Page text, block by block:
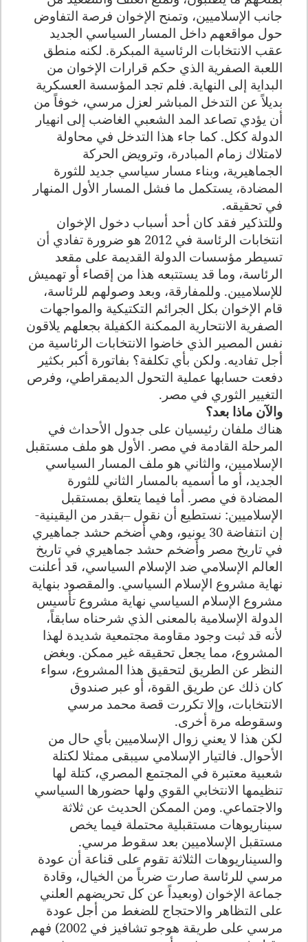
جانب الإسلاميين، وتمنح الإخوان فرصة التفاوض
حول مواقعهم داخل المسار السياسي الجديد
عقب الانتخابات الرئاسية المبكرة. لكنه منطق
اللعبة الصفرية الذي حكم قرارات الإخوان من
البداية إلى النهاية. فلم تجد المؤسسة العسكرية
بديلاً عن التدخل المباشر لعزل مرسي، خوفاً من
أن يؤدي تصاعد المد الشعبي الغاضب إلى انهيار
الدولة ككل. كما جاء هذا التدخل في محاولة
لامتلاك زمام المبادرة، وترويض الحركة
الجماهيرية، وبناء مسار سياسي جديد للثورة
المضادة، يستكمل ما فشل المسار الأول المنهار
في تحقيقه.
وللتذكير فقد كان أحد أسباب دخول الإخوان
انتخابات الرئاسة في 2012 هو ضرورة تفادي أن
تسيطر مؤسسات الدولة القديمة على مقعد
الرئاسة، وما قد يستتبعه هذا من إقصاء أو تهميش
للإسلاميين. وللمفارقة، وبعد وصولهم للرئاسة،
قام الإخوان بكل الجرائم التكتيكية والمواجهات
الصفرية الانتحارية الممكنة الكفيلة بجعلهم يلاقون
نفس المصير الذي خاضوا الانتخابات الرئاسية من
أجل تفاديه. ولكن بأي تكلفة؟ بفاتورة أكبر بكثير
دفعت حسابها عملية التحول الديمقراطي، وفرص
التغيير الثوري في مصر .
والآن ماذا بعد؟
هناك ملفان رئيسيان على جدول الأحداث في
المرحلة القادمة في مصر. الأول هو ملف مستقبل
الإسلاميين، والثاني هو ملف المسار السياسي
الجديد، أو ما أسميه بالمسار الثاني للثورة
المضادة في مصر. أما فيما يتعلق بمستقبل
الإسلاميين: نستطيع أن نقول –بقدر من اليقينية-
إن انتفاضة 30 يونيو، وهي أضخم حشد جماهيري
في تاريخ مصر وأضخم حشد جماهيري في تاريخ
العالم الإسلامي ضد الإسلام السياسي، قد أعلنت
نهاية مشروع الإسلام السياسي. والمقصود بنهاية
مشروع الإسلام السياسي نهاية مشروع تأسيس
الدولة الإسلامية بالمعنى الذي شرحناه سابقاً،
لأنه قد ثبت وجود مقاومة مجتمعية شديدة لهذا
المشروع، مما يجعل تحقيقه غير ممكن. وبغض
النظر عن الطريق لتحقيق هذا المشروع، سواء
كان ذلك عن طريق القوة، أو عبر صندوق
الانتخابات، وإلا تكررت قصة محمد مرسي
وسقوطه مرة أخرى.
لكن هذا لا يعني زوال الإسلاميين بأي حال من
الأحوال. فالتيار الإسلامي سيبقى ممثلا لكتلة
شعبية معتبرة في المجتمع المصري، كتلة لها
تنظيمها الانتخابي القوي ولها حضورها السياسي
والاجتماعي. ومن الممكن الحديث عن ثلاثة
سيناريوهات مستقبلية محتملة فيما يخص
مستقبل الإسلاميين بعد سقوط مرسي.
والسيناريوهات الثلاثة تقوم على قناعة أن عودة
مرسي للرئاسة صارت ضرباً من الخيال، وقادة
جماعة الإخوان (وبعيداً عن كل تحريضهم العلني
على التظاهر والاحتجاج للضغط من أجل عودة
مرسي على طريقة هوجو تشافيز في 2002) فهم